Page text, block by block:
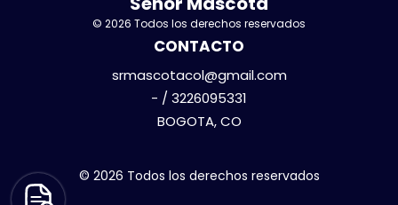
© 2026 Todos los derechos reservados
CONTACTO
srmascotacol@gmail.com
- / 3226095331
BOGOTA, CO
© 2026 Todos los derechos reservados